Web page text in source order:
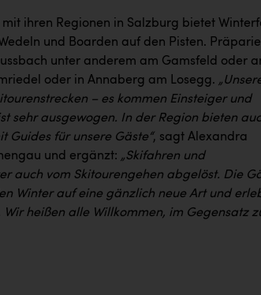
mit ihren Regionen in Salzburg bietet
und Boarden auf den Pisten.
unter anderem am Gamsfeld oder
oder in Annaberg am Losegg.
– es kommen Einsteiger und
sehr ausgewogen. In der Region bieten
Guides für unsere Gäste“, sagt Alexandra
und ergänzt: „Skifahren und
auch vom Skitourengehen abgelöst. Die
Winter auf eine gänzlich neue Art und
heißen alle Willkommen, im Gegensatz